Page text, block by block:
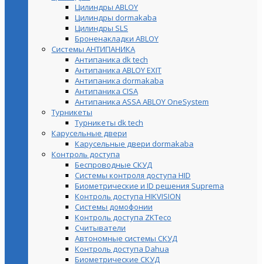
Цилиндры ABLOY
Цилиндры dormakaba
Цилиндры SLS
Броненакладки ABLOY
Системы АНТИПАНИКА
Антипаника dk tech
Антипаника ABLOY EXIT
Антипаника dormakaba
Антипаника СISA
Антипаника ASSA ABLOY OneSystem
Турникеты
Турникеты dk tech
Карусельные двери
Карусельные двери dormakaba
Контроль доступа
Беспроводные СКУД
Системы контроля доступа HID
Биометрические и ID решения Suprema
Контроль доступа HIKVISION
Системы домофонии
Контроль доступа ZKTeco
Считыватели
Автономные системы СКУД
Контроль доступа Dahua
Биометрические СКУД